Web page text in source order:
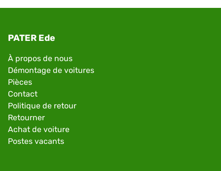
PATER Ede
À propos de nous
Démontage de voitures
Pièces
Contact
Politique de retour
Retourner
Achat de voiture
Postes vacants